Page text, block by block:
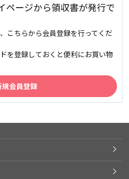
ージから領収書が発行で
こちらから会員登録を行ってくだ
を登録しておくと便利にお買い物